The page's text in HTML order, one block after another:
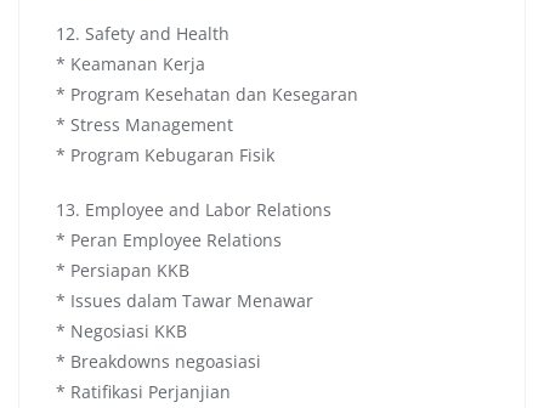
12. Safety and Health
* Keamanan Kerja
* Program Kesehatan dan Kesegaran
* Stress Management
* Program Kebugaran Fisik
13. Employee and Labor Relations
* Peran Employee Relations
* Persiapan KKB
* Issues dalam Tawar Menawar
* Negosiasi KKB
* Breakdowns negoasiasi
* Ratifikasi Perjanjian